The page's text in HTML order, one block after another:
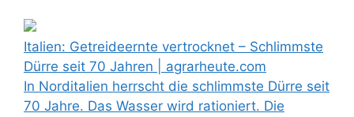
Italien: Getreideernte vertrocknet – Schlimmste
Dürre seit 70 Jahren | agrarheute.com
In Norditalien herrscht die schlimmste Dürre seit
70 Jahre. Das Wasser wird rationiert. Die